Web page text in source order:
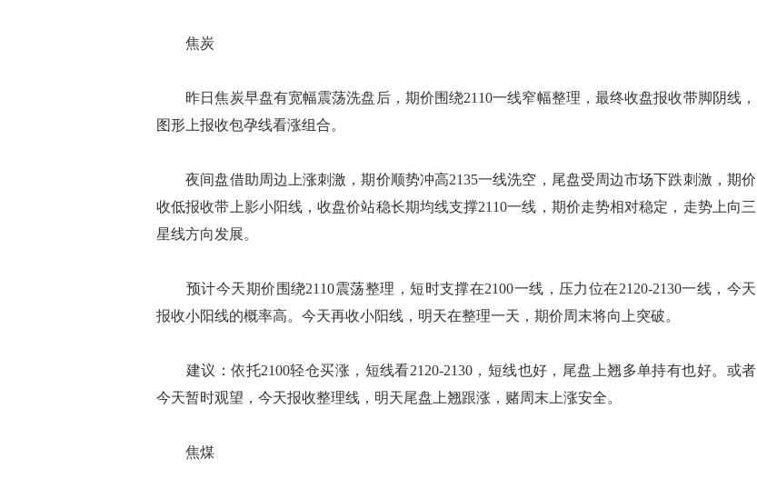
焦炭
昨日焦炭早盘有宽幅震荡洗盘后，期价围绕2110一线窄幅整理，最终收盘报收带脚阴线，
图形上报收包孕线看涨组合。
夜间盘借助周边上涨刺激，期价顺势冲高2135一线洗空，尾盘受周边市场下跌刺激，期价
收低报收带上影小阳线，收盘价站稳长期均线支撑2110一线，期价走势相对稳定，走势上向三
星线方向发展。
预计今天期价围绕2110震荡整理，短时支撑在2100一线，压力位在2120-2130一线，今天
报收小阳线的概率高。今天再收小阳线，明天在整理一天，期价周末将向上突破。
建议：依托2100轻仓买涨，短线看2120-2130，短线也好，尾盘上翘多单持有也好。或者
今天暂时观望，今天报收整理线，明天尾盘上翘跟涨，赌周末上涨安全。
焦煤